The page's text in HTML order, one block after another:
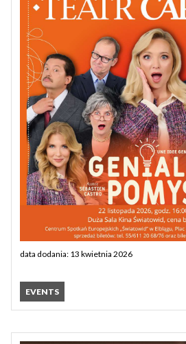
data dodania: 13 kwietnia 2026
EVENTS